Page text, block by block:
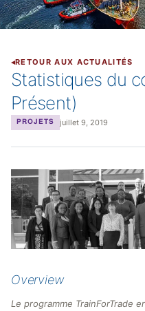
RETOUR AUX ACTUALITÉS
Statistiques du
Présent)
PROJETS juillet 9, 2019
Overview
Le programme TrainForTrade